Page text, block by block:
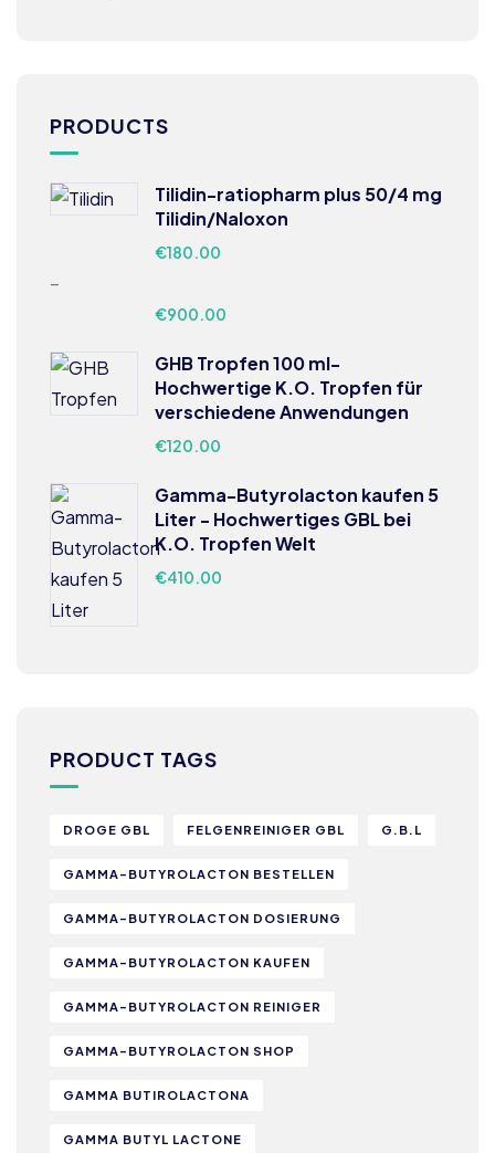
PRODUCTS
Tilidin-ratiopharm plus 50/4 mg
Tilidin/Naloxon
€180.00
–
€900.00
GHB Tropfen 100 ml-
Hochwertige K.O. Tropfen für
verschiedene Anwendungen
€120.00
Gamma-Butyrolacton kaufen 5
Liter - Hochwertiges GBL bei
K.O. Tropfen Welt
€410.00
PRODUCT TAGS
DROGE GBL FELGENREINIGER GBL G.B.L
GAMMA-BUTYROLACTON BESTELLEN
GAMMA-BUTYROLACTON DOSIERUNG
GAMMA-BUTYROLACTON KAUFEN
GAMMA-BUTYROLACTON REINIGER
GAMMA-BUTYROLACTON SHOP
GAMMA BUTIROLACTONA
GAMMA BUTYL LACTONE